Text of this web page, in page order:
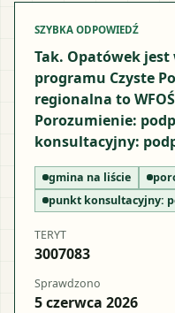
SZYBKA ODPOWIEDŹ
Tak. Opatówek
programu Czyste
regionalna to
Porozumienie:
konsultacyjny:
gmina na liście
punkt konsultacyjny:
TERYT
3007083
Sprawdzono
5 czerwca 2026